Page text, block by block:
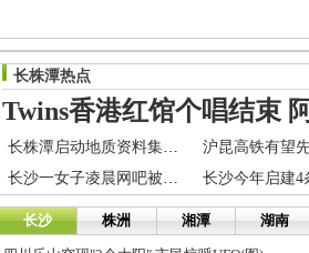
长株潭热点
长株潭启动地质资料集群化产业化服务
长沙一女子凌晨网吧被酒瓶狠砸头部 祸起“几件衣服”
长沙 株洲 湘潭 湖南